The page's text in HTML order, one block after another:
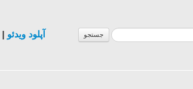
جستجو آپلود ویدئو